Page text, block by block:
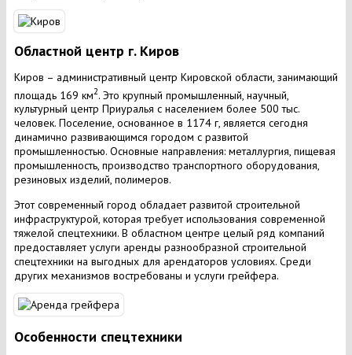
Областной центр г. Киров
Киров – административный центр Кировской области, занимающий
площадь 169 км2. Это крупный промышленный, научный,
культурный центр Приуралья с населением более 500 тыс.
человек. Поселение, основанное в 1174 г, является сегодня
динамично развивающимся городом с развитой
промышленностью. Основные направления: металлургия, пищевая
промышленность, производство транспортного оборудования,
резиновых изделий, полимеров.
Этот современный город обладает развитой строительной
инфраструктурой, которая требует использования современной
тяжелой спецтехники. В областном центре целый ряд компаний
предоставляет услуги аренды разнообразной строительной
спецтехники на выгодных для арендаторов условиях. Среди
других механизмов востребованы и услуги грейфера.
Особенности спецтехники